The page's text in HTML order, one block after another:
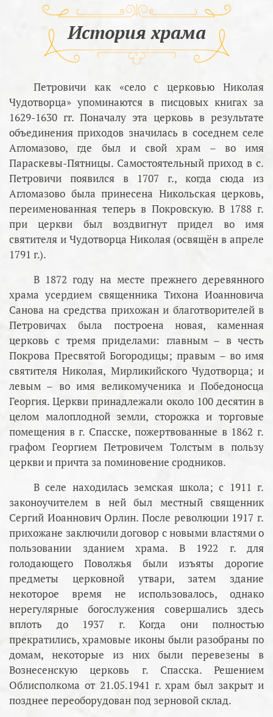
История храма
Петровичи как «село с церковью Николая
Чудотворца» упоминаются в писцовых книгах за
1629-1630 гг. Поначалу эта церковь в результате
объединения приходов значилась в соседнем селе
Агломазово, где был и свой храм – во имя
Параскевы-Пятницы. Самостоятельный приход в с.
Петровичи появился в 1707 г., когда сюда из
Агломазово была принесена Никольская церковь,
переименованная теперь в Покровскую. В 1788 г.
при церкви был воздвигнут придел во имя
святителя и Чудотворца Николая (освящён в апреле
1791 г.).
В 1872 году на месте прежнего деревянного
храма усердием священника Тихона Иоанновича
Санова на средства прихожан и благотворителей в
Петровичах была построена новая, каменная
церковь с тремя приделами: главным – в честь
Покрова Пресвятой Богородицы; правым – во имя
святителя Николая, Мирликийского Чудотворца; и
левым – во имя великомученика и Победоносца
Георгия. Церкви принадлежали около 100 десятин в
целом малоплодной земли, сторожка и торговые
помещения в г. Спасске, пожертвованные в 1862 г.
графом Георгием Петровичем Толстым в пользу
церкви и причта за поминовение сродников.
В селе находилась земская школа; с 1911 г.
законоучителем в ней был местный священник
Сергий Иоаннович Орлин. После революции 1917 г.
прихожане заключили договор с новыми властями о
пользовании зданием храма. В 1922 г. для
голодающего Поволжья были изъяты дорогие
предметы церковной утвари, затем здание
некоторое время не использовалось, однако
нерегулярные богослужения совершались здесь
вплоть до 1937 г. Когда они полностью
прекратились, храмовые иконы были разобраны по
домам, некоторые из них были перевезены в
Вознесенскую церковь г. Спасска. Решением
Облисполкома от 21.05.1941 г. храм был закрыт и
позднее переоборудован под зерновой склад.